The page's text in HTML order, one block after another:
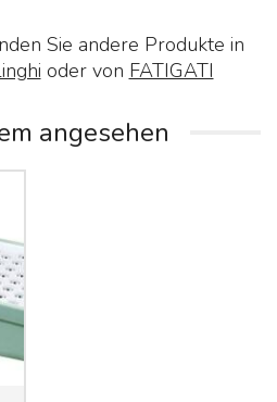
Sie andere Produkte in
oder von FATIGATI
angesehen